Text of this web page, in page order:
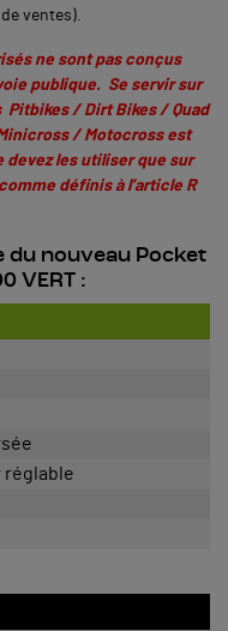
ventes).
ne sont pas conçus
publique. Se servir sur
/ Dirt Bikes / Quad
/ Motocross est
devez les utiliser que sur
définis à l’article R
du nouveau Pocket
VERT :
réglable